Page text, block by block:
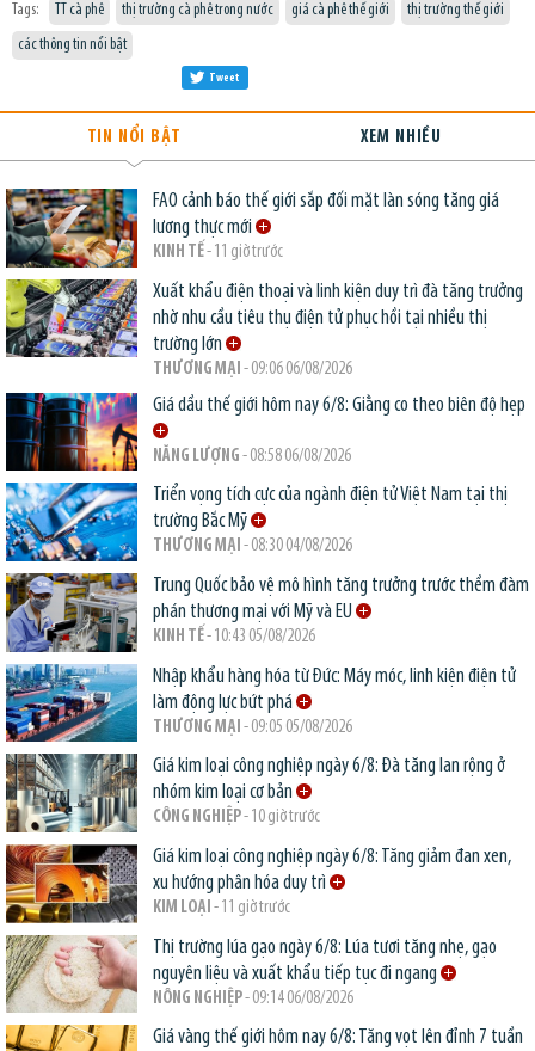
Tags: TT cà phê thị trường cà phê trong nước giá cà phê thế giới
thị trường thế giới
các thông tin nổi bật
Tweet
TIN NỔI BẬT XEM NHIỀU
FAO cảnh báo thế giới sắp đối mặt làn sóng tăng giá
lương thực mới
KINH TẾ- 11 giờ trước
Xuất khẩu điện thoại và linh kiện duy trì đà tăng trưởng
nhờ nhu cầu tiêu thụ điện tử phục hồi tại nhiều thị
trường lớn
THƯƠNG MẠI - 09:06 06/08/2026
Giá dầu thế giới hôm nay 6/8: Giằng co theo biên độ hẹp
NĂNG LƯỢNG - 08:58 06/08/2026
Triển vọng tích cực của ngành điện tử Việt Nam tại thị
trường Bắc Mỹ
THƯƠNG MẠI - 08:30 04/08/2026
Trung Quốc bảo vệ mô hình tăng trưởng trước thềm đàm
phán thương mại với Mỹ và EU
KINH TẾ- 10:43 05/08/2026
Nhập khẩu hàng hóa từ Đức: Máy móc, linh kiện điện tử
làm động lực bứt phá
THƯƠNG MẠI - 09:05 05/08/2026
Giá kim loại công nghiệp ngày 6/8: Đà tăng lan rộng ở
nhóm kim loại cơ bản
CÔNG NGHIỆP- 10 giờ trước
Giá kim loại công nghiệp ngày 6/8: Tăng giảm đan xen,
xu hướng phân hóa duy trì
KIM LOẠI - 11 giờ trước
Thị trường lúa gạo ngày 6/8: Lúa tươi tăng nhẹ, gạo
nguyên liệu và xuất khẩu tiếp tục đi ngang
NÔNG NGHIỆP- 09:14 06/08/2026
Giá vàng thế giới hôm nay 6/8: Tăng vọt lên đỉnh 7 tuần